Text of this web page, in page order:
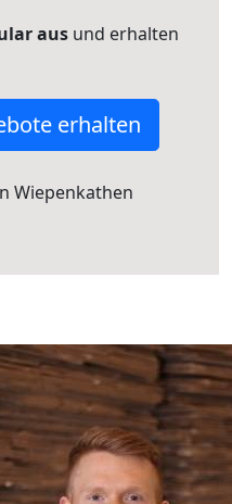
aus und erhalten
erhalten